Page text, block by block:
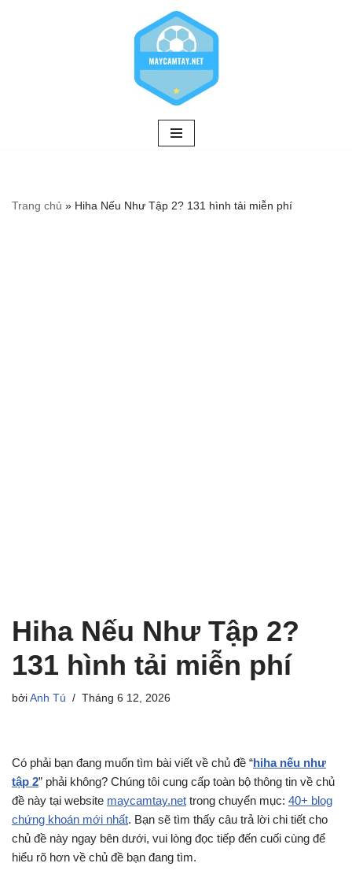
Trang chủ » Hiha Nếu Như Tập 2? 131 hình tải miễn phí
Hiha Nếu Như Tập 2?
131 hình tải miễn phí
bởi Anh Tú Tháng 6 12, 2026
Có phải bạn đang muốn tìm bài viết về chủ đề “hiha nếu như
tập 2” phải không? Chúng tôi cung cấp toàn bộ thông tin về chủ
đề này tại website maycamtay.net trong chuyển mục: 40+ blog
chứng khoán mới nhất. Bạn sẽ tìm thấy câu trả lời chi tiết cho
chủ đề này ngay bên dưới, vui lòng đọc tiếp đến cuối cùng để
hiểu rõ hơn về chủ đề bạn đang tìm.